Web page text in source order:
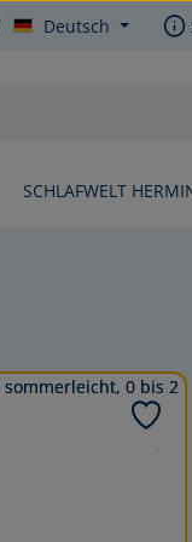
Deutsch
SCHLAFWELT